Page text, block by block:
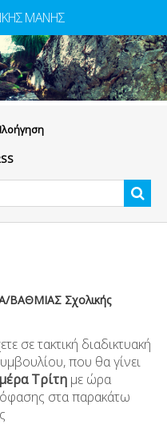
Σχολικής
σε τακτική διαδικτυακή
που θα γίνει
Τρίτη με ώρα
στα παρακάτω
ΜΑΝΗΣ